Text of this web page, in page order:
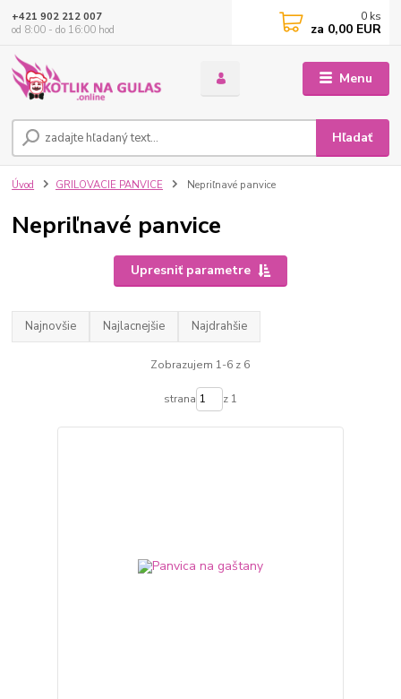
Menu
Hľadať
+421 902 212 007
od 8:00 - do 16:00 hod
0 ks
za 0,00 EUR
Úvod GRILOVACIE PANVICE Nepriľnavé panvice
Nepriľnavé panvice
Upresniť parametre
Najnovšie Najlacnejšie Najdrahšie
Zobrazujem 1-6 z 6
strana z 1